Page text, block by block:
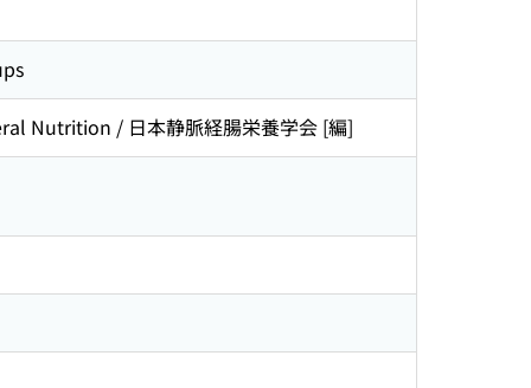
Nutrition / 日本静脈経腸栄養学会 [編]